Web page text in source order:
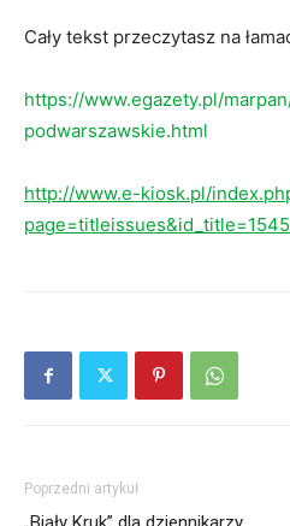
Cały tekst przeczytasz na
https://www.egazety.pl/
podwarszawskie.html
http://www.e-kiosk.pl/
Poprzedni artykuł